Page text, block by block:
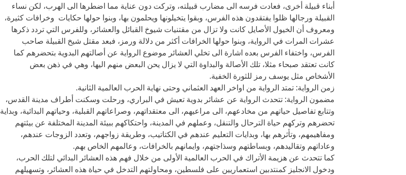
أبناء قبيلة أخرى، فعادت فرسه الى مضارب قبيلته، وتركت دون عناية مما اضطرها الى الهرب، لكن نساء
القبيلة ورجالها ظلوا يفتقدون هذه الفرس، وبقوا يتخيلونها ويحلمون بها، وبنوا حولها حكايات وخرافات كثيرة،
ومعروف أن الخيول الأصايل كانت ولا تزال من مقتنيات شيوخ القبائل والعشائر، وللفرس التي تردد ذكرها
عشرات المرات في الرواية، وبنوا حولها الخرافات أكثر من دلالة ورمز، فبعد مقتل شيخ القبيلة صاحب
الفرس، واختفاء الفرس بعده اشارة الى تخلي العشائر موضوع الرواية عن أصالتهم البدوية بتحضرهم كما
كانت تعتقد صبحاء مثلا، تلك الأصالة والبداوة التي لا يزال يحن البعض منهم اليها، وهي في ذهن بعض
الأشخاص مثل يوسف رمز للثورة الخفية.
زمن الرواية: تمتد الرواية من اواخر العهد العثماني وحتى نهاية الحرب العالمية الثانية.
مضمون الرواية: تتحدث الرواية عن عشائر بدوية تعيش في البراري، ورحلت وسكنت أطراف مدينة القدس،
وتتابع تفاصيل حياتهم من مخادعهم، الى مراعيهم، الى معتقداتهم، وصراعاتهم القبلية، وحياتهم البدائية، وبداية
تحضرهم وتركهم حياة الترحال والتنقل، وعملهم في المدينة، واحتكاكهم ببيئة المدينة المختلفة عن بيئتهم
ومفاهيمهم، وتأثرهم بها، وبدايات التعليم عندهم في الكتاتيب، وطريقة زواجهم، وتعدد الزوجات عندهم،
وعاداتهم وتقاليدهم، وبساطتهم وسذاجتهم، وايمانهم بالخرافات، وعالمهم الخاص بهم.
كما تتحدث عن هزيمة الأتراك في الحرب العالمية الأولى من خلال فهم هذه العشائر البدائي لتلك الحرب،
ودخول الانجليز كمنتدبين استعماريين على فلسطين، ومحاولتهم التدخل في حياة هذه العشائر، وتسهيلهم